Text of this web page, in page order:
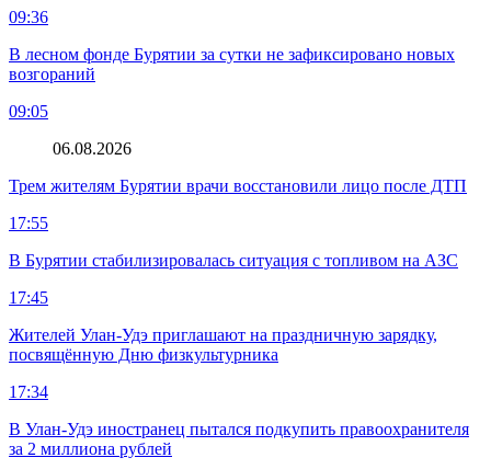
09:36
В лесном фонде Бурятии за сутки не зафиксировано новых
возгораний
09:05
06.08.2026
Трем жителям Бурятии врачи восстановили лицо после ДТП
17:55
В Бурятии стабилизировалась ситуация с топливом на АЗС
17:45
Жителей Улан-Удэ приглашают на праздничную зарядку,
посвящённую Дню физкультурника
17:34
В Улан-Удэ иностранец пытался подкупить правоохранителя
за 2 миллиона рублей